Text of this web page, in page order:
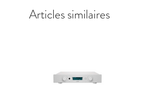
Articles similaires